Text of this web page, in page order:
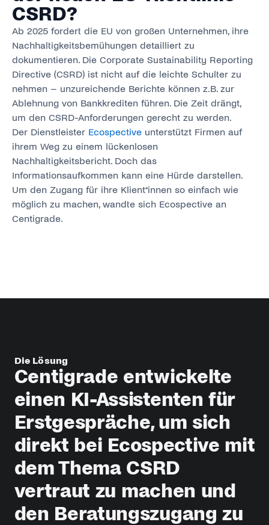
CSRD?
Ab 2025 fordert die EU von großen Unternehmen, ihre
Nachhaltigkeitsbemühungen detailliert zu
dokumentieren. Die Corporate Sustainability Reporting
Directive (CSRD) ist nicht auf die leichte Schulter zu
nehmen – unzureichende Berichte können z.B. zur
Ablehnung von Bankkrediten führen. Die Zeit drängt,
um den CSRD-Anforderungen gerecht zu werden.
Der Dienstleister Ecospective unterstützt Firmen auf
ihrem Weg zu einem lückenlosen
Nachhaltigkeitsbericht. Doch das
Informationsaufkommen kann eine Hürde darstellen.
Um den Zugang für ihre Klient*innen so einfach wie
möglich zu machen, wandte sich Ecospective an
Centigrade.
Die Lösung
Centigrade entwickelte
einen KI-Assistenten für
Erstgespräche, um sich
direkt bei Ecospective mit
dem Thema CSRD
vertraut zu machen und
den Beratungszugang zu